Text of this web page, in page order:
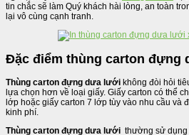
tin chắc sẽ làm Quý khách hài lòng, an toàn
lại vô cùng cạnh tranh.
Đặc điểm thùng carton đựng
Thùng carton đựng dưa lưới không đòi hỏi
lựa chọn hơn về loại giấy. Giấy carton có thể
lớp hoặc giấy carton 7 lớp tùy vào nhu cầu và
kinh phí.
Thùng carton đựng dưa lưới thường sử dụng